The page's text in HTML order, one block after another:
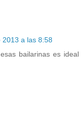
2013 a las 8:58
bailarinas es ideal